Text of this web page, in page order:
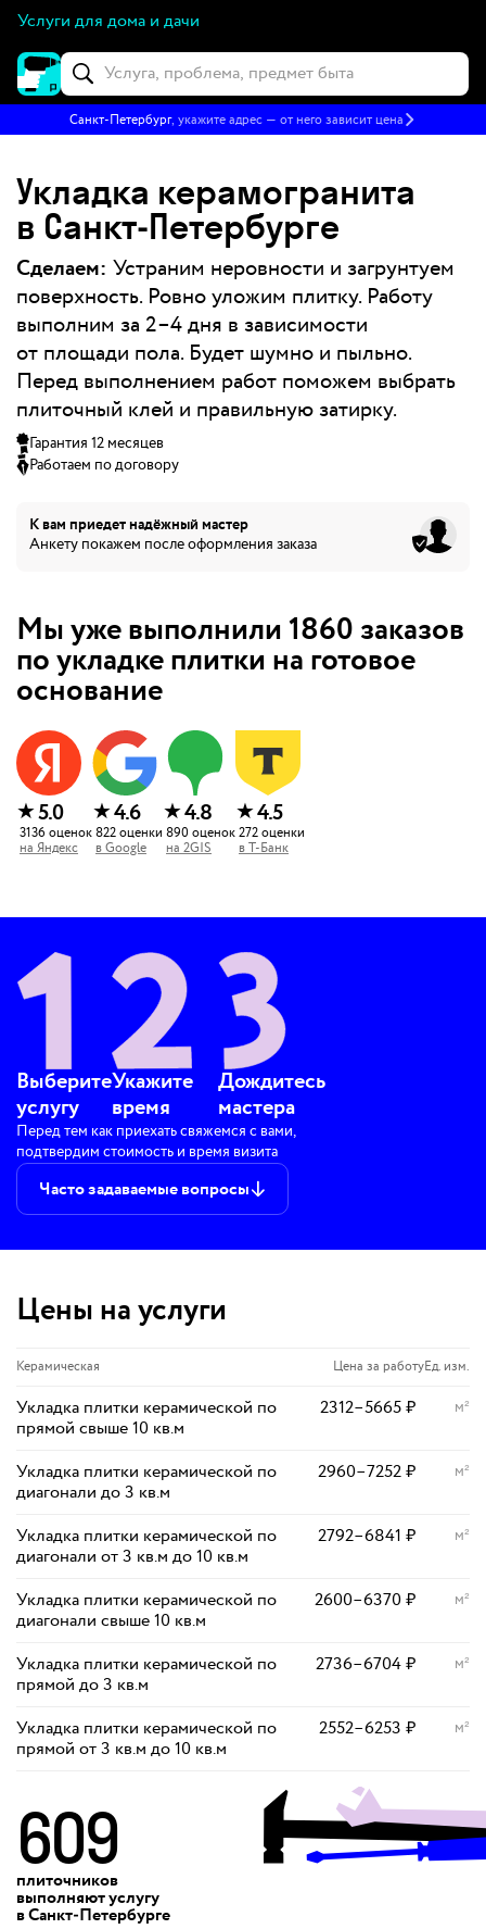
Услуги для дома и дачи
Санкт-Петербург, укажите адрес — от него зависит цена
Укладка керамогранита
в Санкт‑Петербурге
Сделаем: Устраним неровности и загрунтуем
поверхность. Ровно уложим плитку. Работу
выполним за 2–4 дня в зависимости
от площади пола. Будет шумно и пыльно.
Перед выполнением работ поможем выбрать
плиточный клей и правильную затирку.
Гарантия 12 месяцев
Работаем по договору
К вам приедетнадёжный мастер
Анкету покажем после оформления заказа
Мы уже выполнили1860 заказов
по укладке плитки на готовое
основание
★5.0
3136 оценок
на Яндекс
★4.6
822оценки
вGoogle
★4.8
890 оценок
на 2GIS
★4.5
272оценки
вТ-Банк
Выберите
услугу
Укажите
время
Дождитесь
мастера
Перед тем как приехать свяжемся с вами,
подтвердим стоимость и время визита
Часто задаваемые вопросы
Цены на услуги
Керамическая Цена за работуЕд. изм.
Укладка плитки керамической по
прямой свыше 10 кв.м
2312–5665₽ м²
Укладка плитки керамической по
диагонали до 3 кв.м
2960–7252₽ м²
Укладка плитки керамической по
диагонали от 3 кв.м до 10 кв.м
2792–6841 ₽ м²
Укладка плитки керамической по
диагонали свыше 10 кв.м
2600–6370₽ м²
Укладка плитки керамической по
прямой до 3 кв.м
2736–6704₽ м²
Укладка плитки керамической по
прямой от 3 кв.м до 10 кв.м
2552–6253 ₽ м²
609
плиточников
выполняютуслугу
в Санкт‑Петербурге